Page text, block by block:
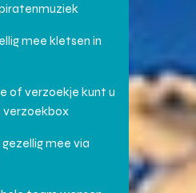
mee kletsen in
of verzoekje kunt u
verzoekbox
mee via